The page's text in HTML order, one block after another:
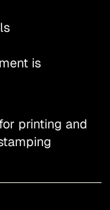
is
printing and